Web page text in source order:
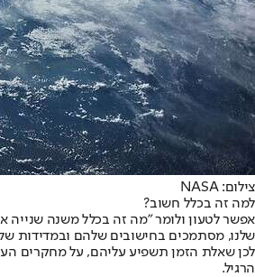
צילום: NASA
למה זה בכלל חשוב?
אפשר לטעון ולומר "מה זה בכלל משנה שנייה
שלנו, מסתמכים בחישובים שלהם ובמדידות
לכן שאלת הזמן תשפיע עליהם, על מחקרים
הרגיל.